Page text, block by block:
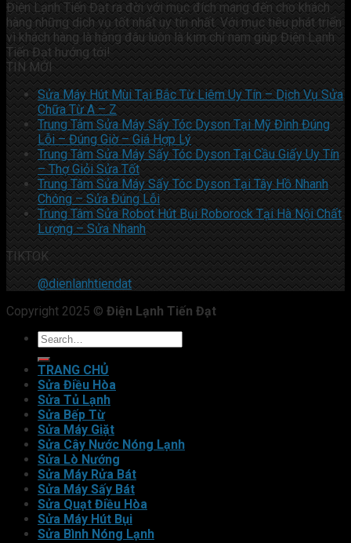
Điện Lạnh Tiến Đạt ra đời với mục đích mang đến cho khách
hàng những dịch vụ tốt nhất uy tín nhất. Với mục tiêu phát triển
vì khách hàng là hằng đâu luôn là kim chỉ nam giúp Điện Lạnh
Tiến Đạt hướng tới!
TIN MỚI
Sửa Máy Hút Mùi Tại Bắc Từ Liêm Uy Tín – Dịch Vụ Sửa
Chữa Từ A – Z
Trung Tâm Sửa Máy Sấy Tóc Dyson Tại Mỹ Đình Đúng
Lỗi – Đúng Giờ – Giá Hợp Lý
Trung Tâm Sửa Máy Sấy Tóc Dyson Tại Cầu Giấy Uy Tín
– Thợ Giỏi Sửa Tốt
Trung Tâm Sửa Máy Sấy Tóc Dyson Tại Tây Hồ Nhanh
Chóng – Sửa Đúng Lỗi
Trung Tâm Sửa Robot Hút Bụi Roborock Tại Hà Nội Chất
Lượng – Sửa Nhanh
TIKTOK
@dienlanhtiendat
Copyright 2025 © Điện Lạnh Tiến Đạt
TRANG CHỦ
Sửa Điều Hòa
Sửa Tủ Lạnh
Sửa Bếp Từ
Sửa Máy Giặt
Sửa Cây Nước Nóng Lạnh
Sửa Lò Nướng
Sửa Máy Rửa Bát
Sửa Máy Sấy Bát
Sửa Quạt Điều Hòa
Sửa Máy Hút Bụi
Sửa Bình Nóng Lạnh